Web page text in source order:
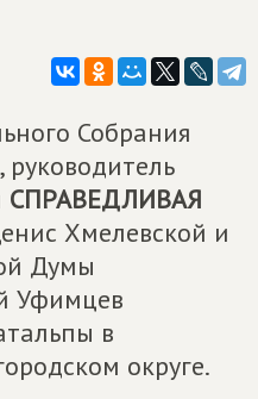
Собрания
руководитель
СПРАВЕДЛИВАЯ
Хмелевской и
Думы
Уфимцев
в
округе.